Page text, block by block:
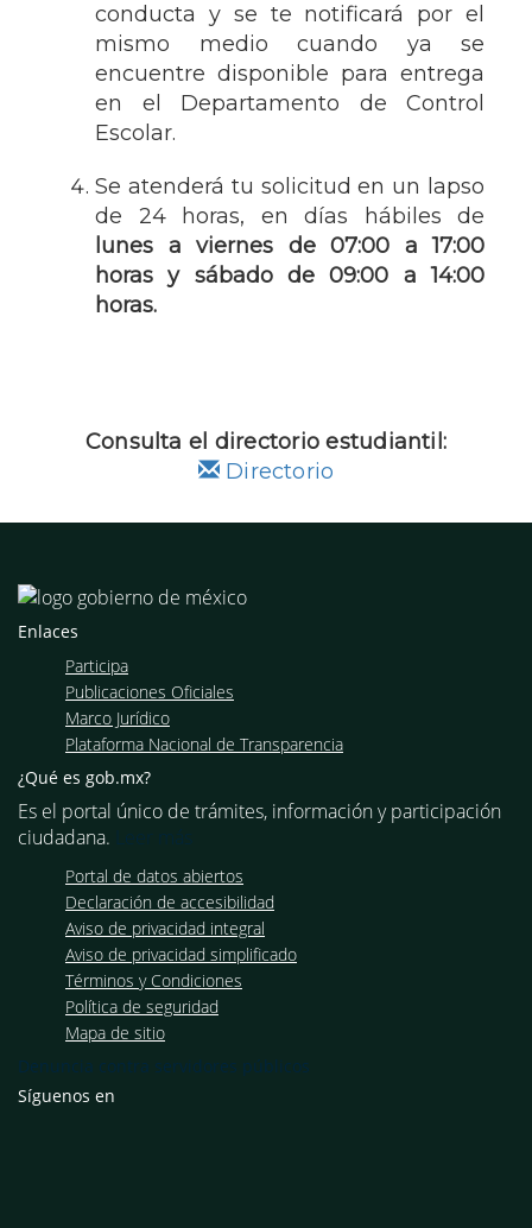
conducta y se te notificará por el
mismo medio cuando ya se
encuentre disponible para entrega
en el Departamento de Control
Escolar.
Se atenderá tu solicitud en un lapso
de 24 horas, en días hábiles de
lunes a viernes de 07:00 a 17:00
horas y sábado de 09:00 a 14:00
horas.
Consulta el directorio estudiantil:
Directorio
Enlaces
Participa
Publicaciones Oficiales
Marco Jurídico
Plataforma Nacional de Transparencia
¿Qué es gob.mx?
Es el portal único de trámites, información y participación
ciudadana. Leer más
Portal de datos abiertos
Declaración de accesibilidad
Aviso de privacidad integral
Aviso de privacidad simplificado
Términos y Condiciones
Política de seguridad
Mapa de sitio
Denuncia contra servidores públicos
Síguenos en